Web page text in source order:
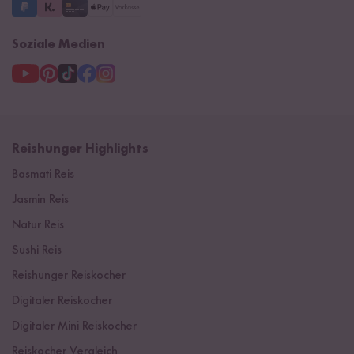
Soziale Medien
Reishunger Highlights
Basmati Reis
Jasmin Reis
Natur Reis
Sushi Reis
Reishunger Reiskocher
Digitaler Reiskocher
Digitaler Mini Reiskocher